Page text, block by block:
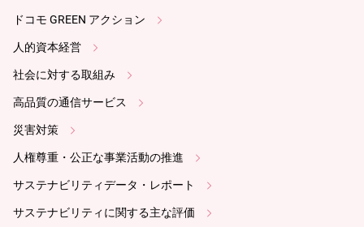
ドコモ GREEN アクション
人的資本経営
社会に対する取組み
高品質の通信サービス
災害対策
人権尊重・公正な事業活動の推進
サステナビリティデータ・レポート
サステナビリティに関する主な評価